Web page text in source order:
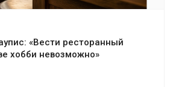
«Вести ресторанный
хобби невозможно»